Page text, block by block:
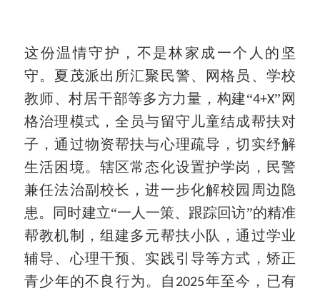
这份温情守护，不是林家成一个人的坚
守。夏茂派出所汇聚民警、网格员、学校
教师、村居干部等多方力量，构建“4+X”网
格治理模式，全员与留守儿童结成帮扶对
子，通过物资帮扶与心理疏导，切实纾解
生活困境。辖区常态化设置护学岗，民警
兼任法治副校长，进一步化解校园周边隐
患。同时建立“一人一策、跟踪回访”的精准
帮教机制，组建多元帮扶小队，通过学业
辅导、心理干预、实践引导等方式，矫正
青少年的不良行为。自 2025年至今，已有